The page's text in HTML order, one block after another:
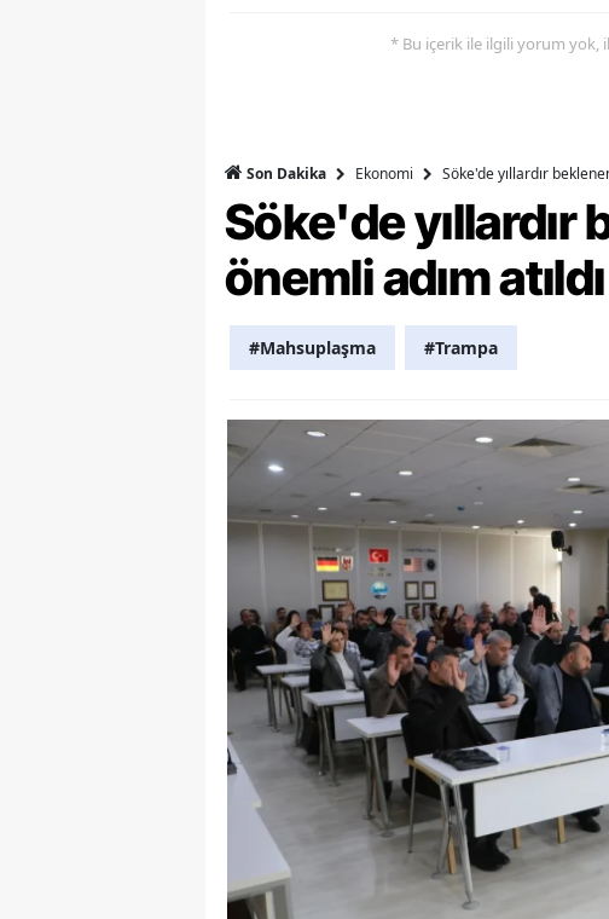
Tunceli
Şanlıurfa
Uşak
Bayburt
Karaman
Kırıkkale
Batman
Şırnak
Bartın
Ardahan
Iğdır
* Bu içerik ile ilgili yorum yok,
Son Dakika Ekonomi Söke'de yıllardır
Söke'de
önemli adım atıldı
#Mahsuplaşma #Trampa